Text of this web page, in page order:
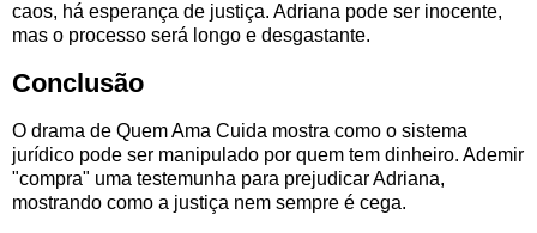
caos, há esperança de justiça. Adriana pode ser inocente,
mas o processo será longo e desgastante.
Conclusão
O drama de Quem Ama Cuida mostra como o sistema
jurídico pode ser manipulado por quem tem dinheiro. Ademir
"compra" uma testemunha para prejudicar Adriana,
mostrando como a justiça nem sempre é cega.